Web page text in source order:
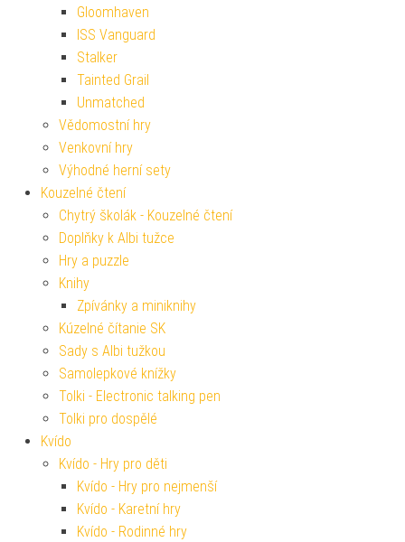
Gloomhaven
ISS Vanguard
Stalker
Tainted Grail
Unmatched
Vědomostní hry
Venkovní hry
Výhodné herní sety
Kouzelné čtení
Chytrý školák - Kouzelné čtení
Doplňky k Albi tužce
Hry a puzzle
Knihy
Zpívánky a miniknihy
Kúzelné čítanie SK
Sady s Albi tužkou
Samolepkové knížky
Tolki - Electronic talking pen
Tolki pro dospělé
Kvído
Kvído - Hry pro děti
Kvído - Hry pro nejmenší
Kvído - Karetní hry
Kvído - Rodinné hry